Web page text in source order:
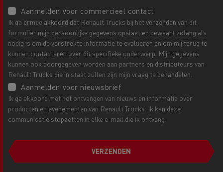
Aanmelden voor commercieel contact
Ik ga ermee akkoord dat Renault Trucks bij het verzenden van dit
formulier mijn persoonlijke gegevens opslaat en bewaart zolang als
nodig is om de verstrekte informatie te evalueren en om mij terug te
kunnen contacteren over dit specifieke onderwerp. Mijn gegevens
kunnen ook doorgegeven worden aan partners en distributeurs van
Renault Trucks die in staat zullen zijn mijn vraag te behandelen.
Aanmelden voor nieuwsbrief
Ik ga akkoord met het ontvangen van nieuws en informatie over
producten en evenementen van Renault Trucks. Ik kan deze
communicatie stopzetten in elke e-mail die ik ontvang.
VERZENDEN